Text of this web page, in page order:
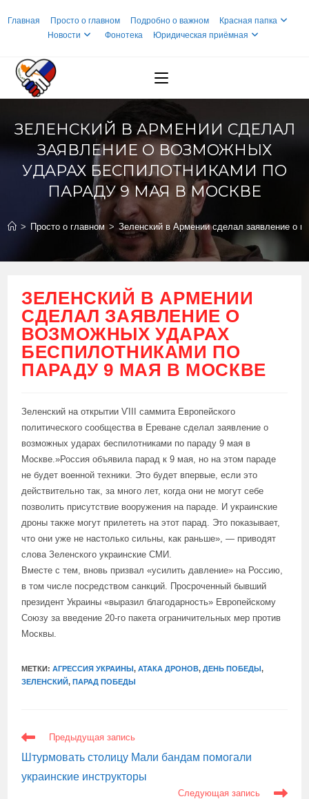
Главная Просто о главном Подробно о важном
Красная папка
Новости
Фонотека Юридическая приёмная
ЗЕЛЕНСКИЙ В АРМЕНИИ СДЕЛАЛ
ЗАЯВЛЕНИЕ О ВОЗМОЖНЫХ
УДАРАХ БЕСПИЛОТНИКАМИ ПО
ПАРАДУ 9 МАЯ В МОСКВЕ
> Просто о главном > Зеленский в Армении сделал заявление о
ЗЕЛЕНСКИЙ В АРМЕНИИ
СДЕЛАЛ ЗАЯВЛЕНИЕ О
ВОЗМОЖНЫХ УДАРАХ
БЕСПИЛОТНИКАМИ ПО
ПАРАДУ 9 МАЯ В МОСКВЕ
Зеленский на открытии ѴІІІ саммита Европейского
политического сообщества в Ереване сделал заявление о
возможных ударах беспилотниками по параду 9 мая в
Москве.»Россия объявила парад к 9 мая, но на этом параде
не будет военной техники. Это будет впервые, если это
действительно так, за много лет, когда они не могут себе
позволить присутствие вооружения на параде. И украинские
дроны также могут прилететь на этот парад. Это показывает,
что они уже не настолько сильны, как раньше», — приводят
слова Зеленского украинские СМИ.
Вместе с тем, вновь призвал «усилить давление» на Россию,
в том числе посредством санкций. Просроченный бывший
президент Украины «выразил благодарность» Европейскому
Союзу за введение 20-го пакета ограничительных мер против
Москвы.
МЕТКИ:АГРЕССИЯ УКРАИНЫ, АТАКА ДРОНОВ, ДЕНЬ ПОБЕДЫ,
ЗЕЛЕНСКИЙ, ПАРАД ПОБЕДЫ
ЕЩЕ
СТАТЬИ
Предыдущая запись
Штурмовать столицу Мали бандам помогали
украинские инструкторы
Следующая запись